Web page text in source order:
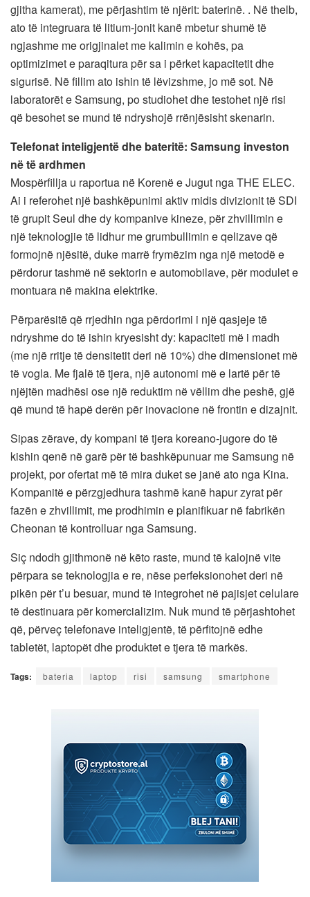
gjitha kamerat), me përjashtim të njërit: baterinë. . Në thelb,
ato të integruara të litium-jonit kanë mbetur shumë të
ngjashme me origjinalet me kalimin e kohës, pa
optimizimet e paraqitura për sa i përket kapacitetit dhe
sigurisë. Në fillim ato ishin të lëvizshme, jo më sot. Në
laboratorët e Samsung, po studiohet dhe testohet një risi
që besohet se mund të ndryshojë rrënjësisht skenarin.
Telefonat inteligjentë dhe bateritë: Samsung investon
në të ardhmen
Mospërfillja u raportua në Korenë e Jugut nga THE ELEC.
Ai i referohet një bashkëpunimi aktiv midis divizionit të SDI
të grupit Seul dhe dy kompanive kineze, për zhvillimin e
një teknologjie të lidhur me grumbullimin e qelizave që
formojnë njësitë, duke marrë frymëzim nga një metodë e
përdorur tashmë në sektorin e automobilave, për modulet e
montuara në makina elektrike.
Përparësitë që rrjedhin nga përdorimi i një qasjeje të
ndryshme do të ishin kryesisht dy: kapaciteti më i madh
(me një rritje të densitetit deri në 10%) dhe dimensionet më
të vogla. Me fjalë të tjera, një autonomi më e lartë për të
njëjtën madhësi ose një reduktim në vëllim dhe peshë, gjë
që mund të hapë derën për inovacione në frontin e dizajnit.
Sipas zërave, dy kompani të tjera koreano-jugore do të
kishin qenë në garë për të bashkëpunuar me Samsung në
projekt, por ofertat më të mira duket se janë ato nga Kina.
Kompanitë e përzgjedhura tashmë kanë hapur zyrat për
fazën e zhvillimit, me prodhimin e planifikuar në fabrikën
Cheonan të kontrolluar nga Samsung.
Siç ndodh gjithmonë në këto raste, mund të kalojnë vite
përpara se teknologjia e re, nëse perfeksionohet deri në
pikën për t’u besuar, mund të integrohet në pajisjet celulare
të destinuara për komercializim. Nuk mund të përjashtohet
që, përveç telefonave inteligjentë, të përfitojnë edhe
tabletët, laptopët dhe produktet e tjera të markës.
Tags: bateria laptop risi samsung smartphone